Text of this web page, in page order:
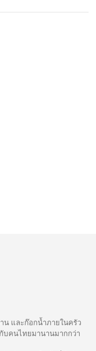
น และก๊อกน้ำภายในครัว
บคนไทยมานานมากกว่า